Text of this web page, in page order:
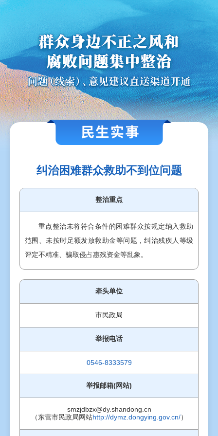
纠治困难群众救助不到位问题
整治重点
重点整治未将符合条件的困难群众按规定纳入救助
范围、未按时足额发放救助金等问题，纠治残疾人等级
评定不精准、骗取侵占惠残资金等乱象。
牵头单位
市民政局
举报电话
0546-8333579
举报邮箱(网站)
smzjdbzx@dy.shandong.cn
（东营市民政局网站http://dymz.dongying.gov.cn/）